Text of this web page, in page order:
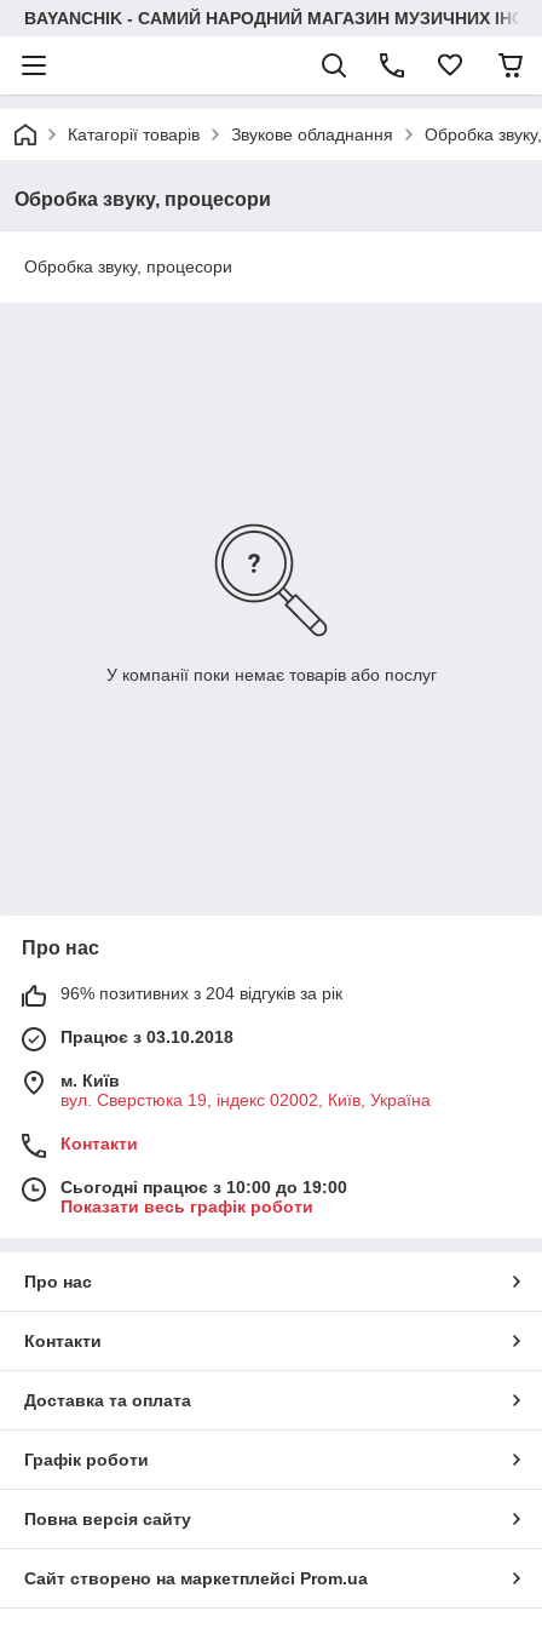
BAYANCHIK - САМИЙ НАРОДНИЙ МАГАЗИН МУЗИЧНИХ
Катагорії товарів Звукове обладнання Обробка
Обробка звуку, процесори
Обробка звуку, процесори
У компанії поки немає товарів або послуг
Про нас
96% позитивних з 204 відгуків за рік
Працює з 03.10.2018
м. Київ
вул. Сверстюка 19, індекс 02002, Київ, Україна
Контакти
Сьогодні працює з 10:00 до 19:00
Показати весь графік роботи
Про нас
Контакти
Доставка та оплата
Графік роботи
Повна версія сайту
Сайт створено на маркетплейсі Prom.ua